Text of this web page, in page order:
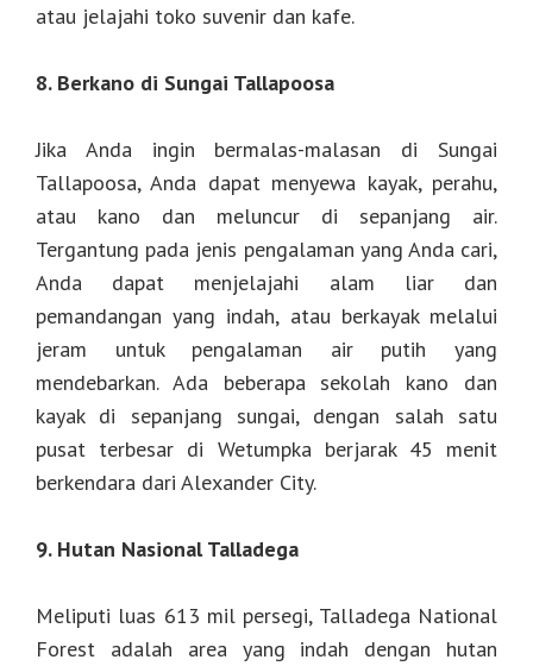
atau jelajahi toko suvenir dan kafe.
8. Berkano di Sungai Tallapoosa
Jika Anda ingin bermalas-malasan di Sungai
Tallapoosa, Anda dapat menyewa kayak, perahu,
atau kano dan meluncur di sepanjang air.
Tergantung pada jenis pengalaman yang Anda cari,
Anda dapat menjelajahi alam liar dan
pemandangan yang indah, atau berkayak melalui
jeram untuk pengalaman air putih yang
mendebarkan. Ada beberapa sekolah kano dan
kayak di sepanjang sungai, dengan salah satu
pusat terbesar di Wetumpka berjarak 45 menit
berkendara dari Alexander City.
9. Hutan Nasional Talladega
Meliputi luas 613 mil persegi, Talladega National
Forest adalah area yang indah dengan hutan